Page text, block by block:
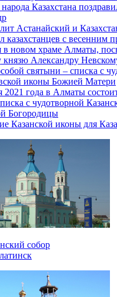
Казахстана
Астанайский и
казахстанцев с весенним
в новом храме Алматы,
князю Александру
святыни – списка с
иконы Божией Матери
2021 года в Алматы
с чудотворной
Богородицы
Казанской иконы для
собор